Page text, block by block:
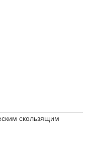
скользящим